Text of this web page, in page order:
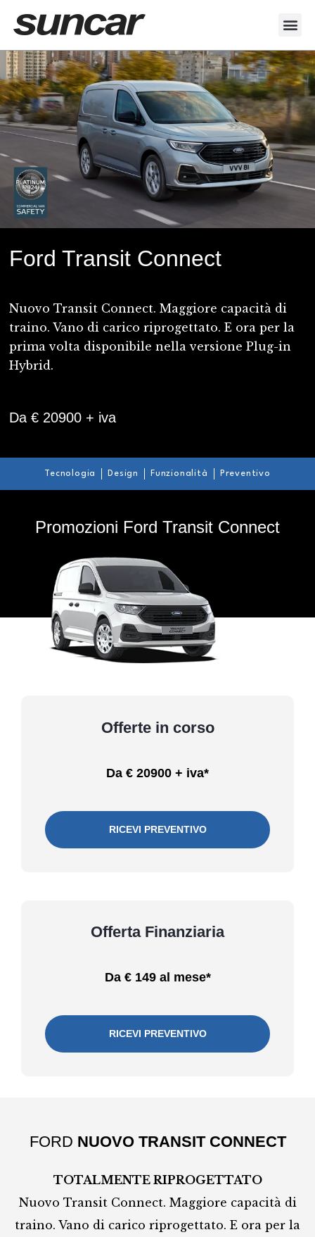
Ford Transit Connect
Nuovo Transit Connect. Maggiore capacità di
traino. Vano di carico riprogettato. E ora per la
prima volta disponibile nella versionePlug-in
Hybrid.
Da € 20900 + iva
Tecnologia Design Funzionalità Preventivo
Promozioni Ford Transit Connect
Offerte in corso
Da € 20900 + iva*
RICEVI PREVENTIVO
Offerta Finanziaria
Da € 149 al mese*
RICEVI PREVENTIVO
FORD NUOVO TRANSIT CONNECT
TOTALMENTE RIPROGETTATO
Nuovo Transit Connect. Maggiore capacità di
traino. Vano di carico riprogettato. E ora per la